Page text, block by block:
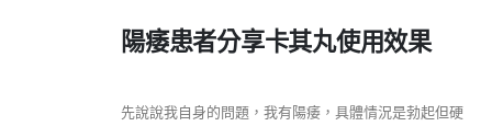
陽痿患者分享卡其丸使用效果
先說說我自身的問題，我有陽痿，具體情況是勃起但硬